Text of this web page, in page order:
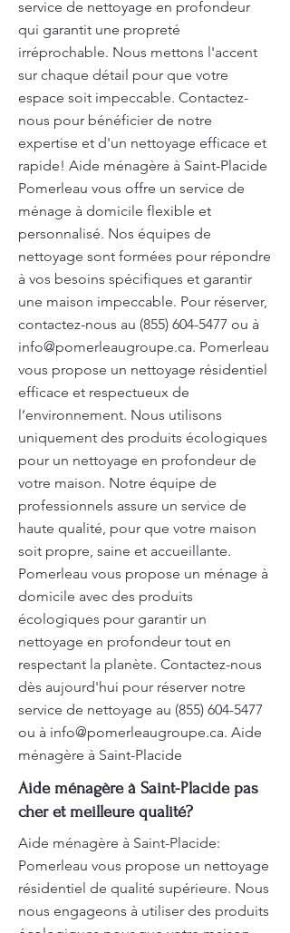
service de nettoyage en profondeur
qui garantit une propreté
irréprochable. Nous mettons l'accent
sur chaque détail pour que votre
espace soit impeccable. Contactez-
nous pour bénéficier de notre
expertise et d'un nettoyage efficace et
rapide! Aide ménagère à Saint-Placide
Pomerleau vous offre un service de
ménage à domicile flexible et
personnalisé. Nos équipes de
nettoyage sont formées pour répondre
à vos besoins spécifiques et garantir
une maison impeccable. Pour réserver,
contactez-nous au (855) 604-5477 ou à
info@pomerleaugroupe.ca. Pomerleau
vous propose un nettoyage résidentiel
efficace et respectueux de
l’environnement. Nous utilisons
uniquement des produits écologiques
pour un nettoyage en profondeur de
votre maison. Notre équipe de
professionnels assure un service de
haute qualité, pour que votre maison
soit propre, saine et accueillante.
Pomerleau vous propose un ménage à
domicile avec des produits
écologiques pour garantir un
nettoyage en profondeur tout en
respectant la planète. Contactez-nous
dès aujourd'hui pour réserver notre
service de nettoyage au (855) 604-5477
ou à info@pomerleaugroupe.ca. Aide
ménagère à Saint-Placide
Aide ménagère à Saint-Placide pas
cher et meilleure qualité?
Aide ménagère à Saint-Placide:
Pomerleau vous propose un nettoyage
résidentiel de qualité supérieure. Nous
nous engageons à utiliser des produits